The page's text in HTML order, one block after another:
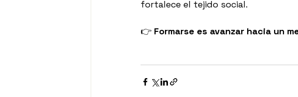
fortalece el tejido social.
👉 Formarse es avanzar hacia un